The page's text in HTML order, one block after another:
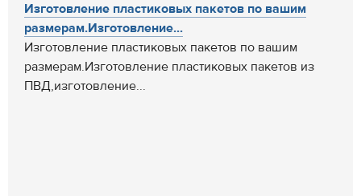
Изготовление пластиковых пакетов по вашим
размерам.Изготовление...
Изготовление пластиковых пакетов по вашим
размерам.Изготовление пластиковых пакетов из
ПВД,изготовление...